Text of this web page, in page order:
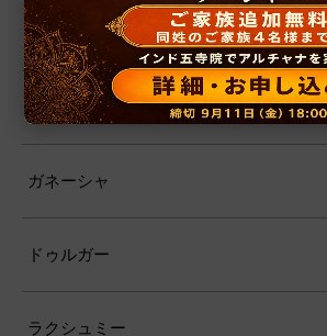
学問・芸術
霊性
ガネーシャ
ドゥルガー
ラクシュミー